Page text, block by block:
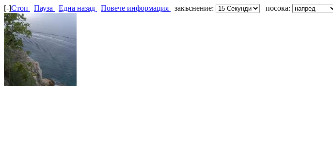
[-]Стоп Пауза Една назад Повече информация закъснение: посока: